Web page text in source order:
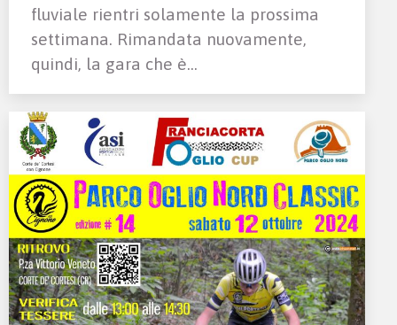
fluviale rientri solamente la prossima
settimana. Rimandata nuovamente,
quindi, la gara che è…